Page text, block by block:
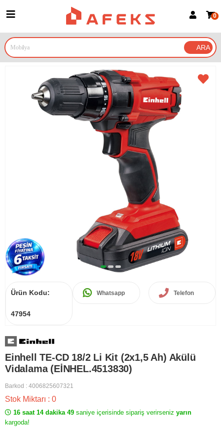
Google İle Bağlan
0
Ürün Kodu:
47954
Whatsapp Telefon
Einhell TE-CD 18/2 Li Kit (2x1,5 Ah) Akülü
Vidalama (EİNHEL.4513830)
Barkod : 4006825607321
Stok Miktarı : 0
16 saat 14 dakika 49 saniye içerisinde sipariş verirseniz yarın
kargoda!